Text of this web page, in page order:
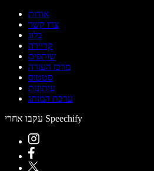
אודות
צרו קשר
בלוג
קריירה
שותפים
מרכז העזרה
סטטוס
עיתונות
ערכת המותג
עקבו אחרי Speechify